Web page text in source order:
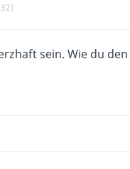
sein. Wie du den